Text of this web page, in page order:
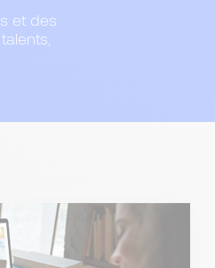
et des